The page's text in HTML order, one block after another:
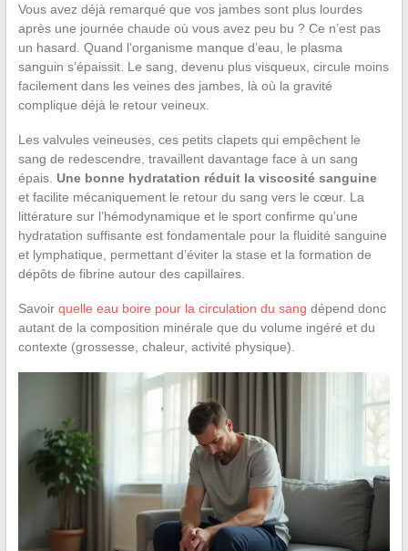
Vous avez déjà remarqué que vos jambes sont plus lourdes
après une journée chaude où vous avez peu bu ? Ce n’est pas
un hasard. Quand l’organisme manque d’eau, le plasma
sanguin s’épaissit. Le sang, devenu plus visqueux, circule moins
facilement dans les veines des jambes, là où la gravité
complique déjà le retour veineux.
Les valvules veineuses, ces petits clapets qui empêchent le
sang de redescendre, travaillent davantage face à un sang
épais. Une bonne hydratation réduit la viscosité sanguine
et facilite mécaniquement le retour du sang vers le cœur. La
littérature sur l’hémodynamique et le sport confirme qu’une
hydratation suffisante est fondamentale pour la fluidité sanguine
et lymphatique, permettant d’éviter la stase et la formation de
dépôts de fibrine autour des capillaires.
Savoir quelle eau boire pour la circulation du sang dépend donc
autant de la composition minérale que du volume ingéré et du
contexte (grossesse, chaleur, activité physique).